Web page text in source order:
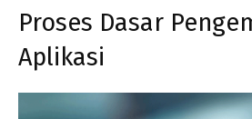
Proses Dasar
Aplikasi